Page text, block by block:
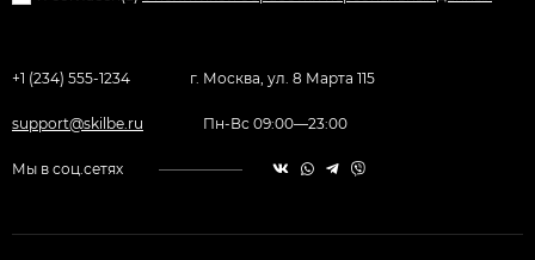
+1 (234) 555-1234 г. Москва, ул. 8 Марта 115
support@skilbe.ru Пн-Вс 09:00—23:00
Мы в соц.сетях